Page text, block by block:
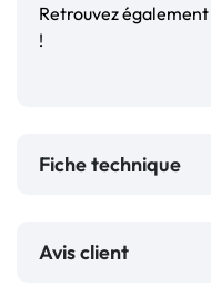
Retrouvez également
!
Fiche technique
Avis client